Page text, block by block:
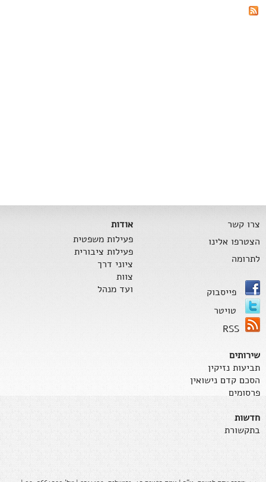
צרו קשר
הצטרפו אלינו
לתרומה
פייסבוק
טויטר
RSS
אודות
פעילות משפטית
פעילות ציבורית
ציוני דרך
צוות
ועד מנהל
שירותים
תביעות נזיקין
הסכם קדם נישואין
פרסומים
חדשות
בתקשורת